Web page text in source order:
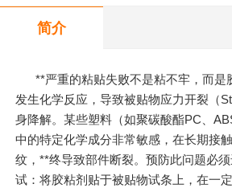
简介
**严重的粘贴失败不是粘不牢，而是
发生化学反应，导致被贴物应力开裂（
身降解。某些塑料（如聚碳酸酯PC、
中的特定化学成分非常敏感，在长期接
纹，**终导致部件断裂。预防此问题必
试：将胶粘剂贴于被贴物试条上，在一